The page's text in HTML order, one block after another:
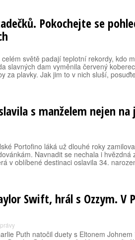
Pokochejte se
celém světě padají teplotní rekordy, kdo
slavných dam vyměnila červený
za plavky. Jak jim to v nich sluší,
s manželem nejen na
Portofino láká už dlouhé roky
Navnadit se nechala i hvězdná
v oblíbené destinaci oslavila 34.
Swift, hrál s Ozzym. V
Puth natočil duety s Eltonem